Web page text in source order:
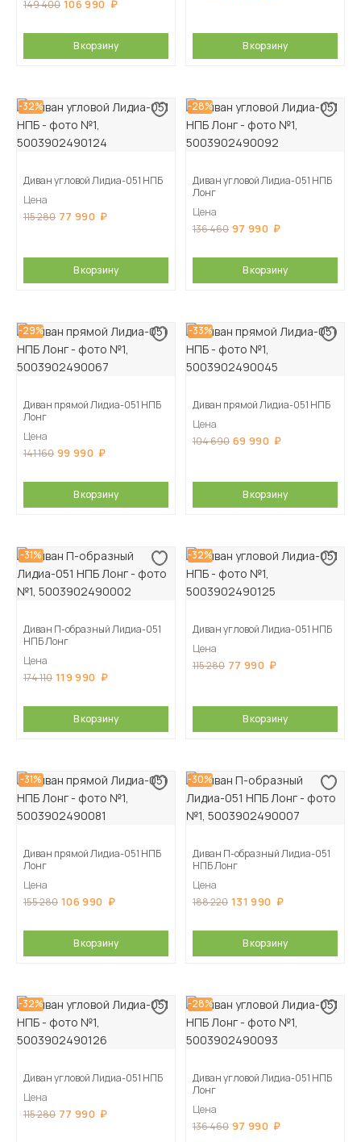
149 400 106 990
В корзину В корзину
-32%
Диван угловой Лидиа-051 НПБ
Цена
115 280 77 990
В корзину
-28%
Диван угловой Лидиа-051 НПБ
Лонг
Цена
136 460 97 990
В корзину
-29%
Диван прямой Лидиа-051 НПБ
Лонг
Цена
141 160 99 990
В корзину
-33%
Диван прямой Лидиа-051 НПБ
Цена
104 690 69 990
В корзину
-31%
Диван П-образный Лидиа-051
НПБ Лонг
Цена
174 110 119 990
В корзину
-32%
Диван угловой Лидиа-051 НПБ
Цена
115 280 77 990
В корзину
-31%
Диван прямой Лидиа-051 НПБ
Лонг
Цена
155 280 106 990
В корзину
-30%
Диван П-образный Лидиа-051
НПБ Лонг
Цена
188 220 131 990
В корзину
-32%
Диван угловой Лидиа-051 НПБ
Цена
115 280 77 990
-28%
Диван угловой Лидиа-051 НПБ
Лонг
Цена
136 460 97 990